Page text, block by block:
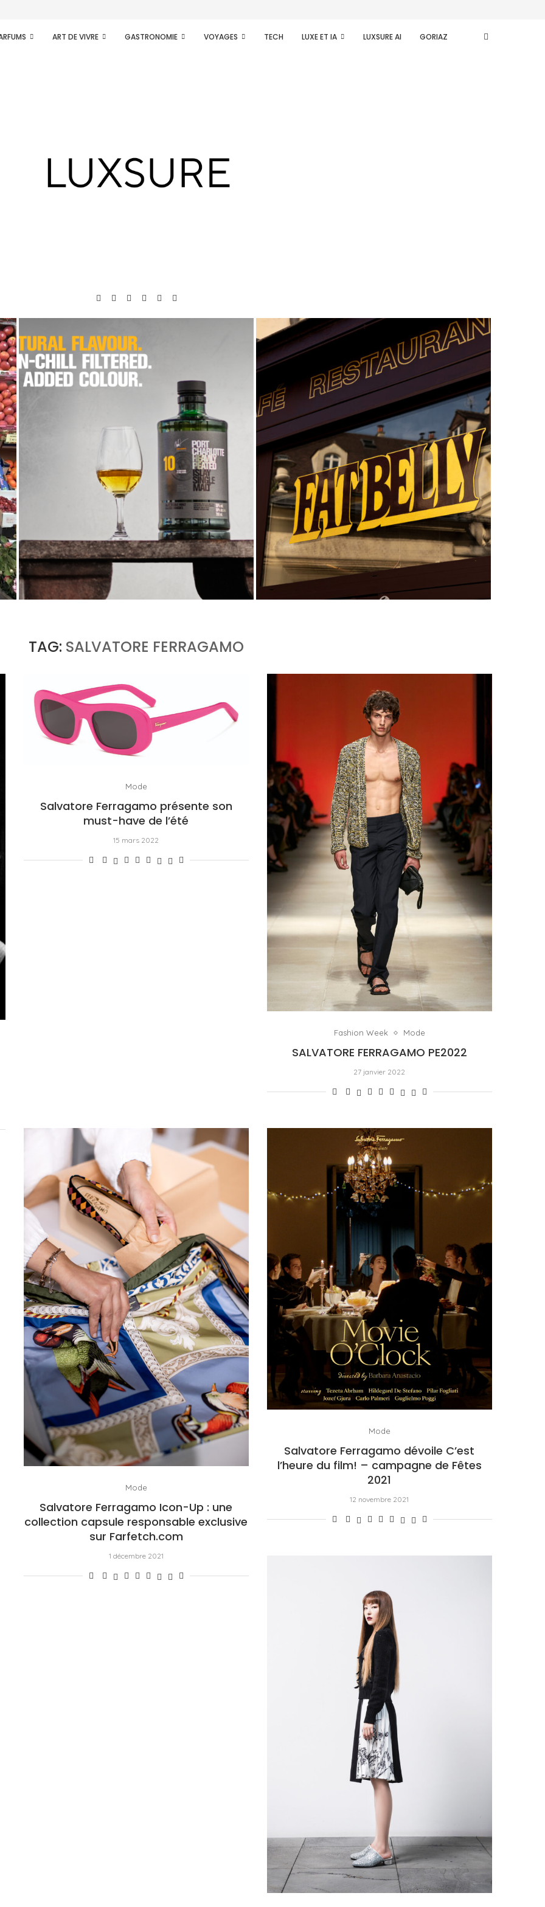
ART DE VIVRE GASTRONOMIE VOYAGES TECH LUXE ET IA LUXSURE AI GORIAZ
PORT CHARLOTTE 10 : CE QUE 40 PPM DIT
D’UNE RÉCOMPENSE SANS...
by
FAT BELLY, LA RÔTISSERIE ASIATIQUE COMME
CUISINE DU TEMPS LONG
TAG: SALVATORE FERRAGAMO
Mode
Salvatore Ferragamo présente son
must-have de l’été
15 mars 2022
Fashion Week Mode
SALVATORE FERRAGAMO PE2022
27 janvier 2022
Mode
Salvatore Ferragamo Icon-Up : une
collection capsule responsable exclusive
sur Farfetch.com
1 décembre 2021
Mode
Salvatore Ferragamo dévoile C’est
l’heure du film! – campagne de Fêtes
2021
12 novembre 2021